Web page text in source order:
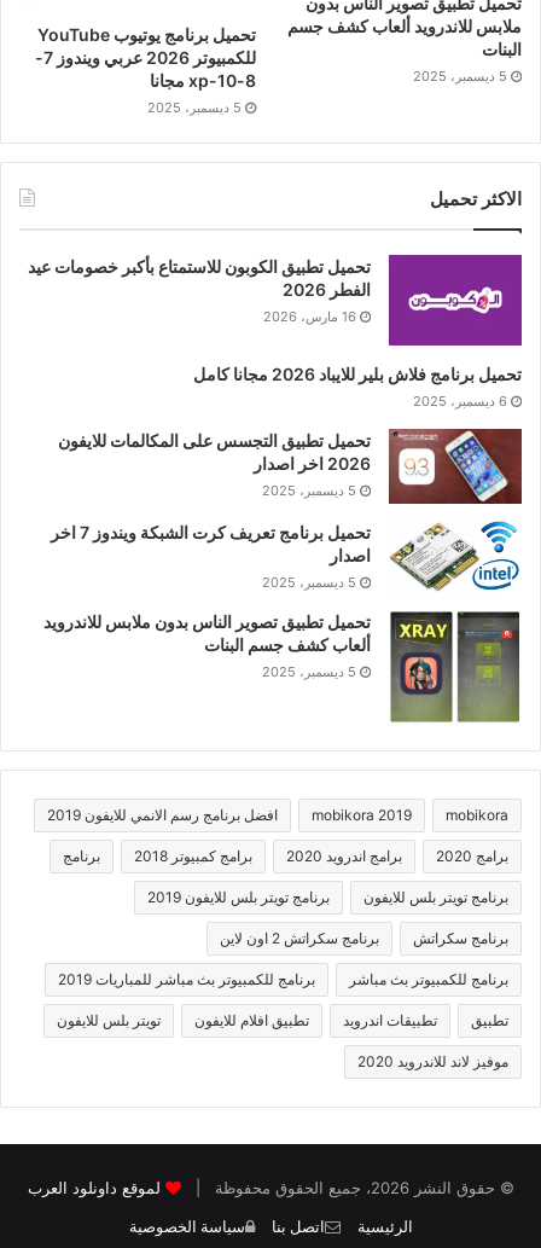
ملابس للاندرويد ألعاب كشف جسم
البنات
5 ديسمبر، 2025
تحميل برنامج يوتيوب YouTube
للكمبيوتر 2026 عربي ويندوز 7-
8-10-xp مجانا
5 ديسمبر، 2025
الاكثر تحميل
تحميل تطبيق الكوبون للاستمتاع بأكبر خصومات عيد
الفطر 2026
16 مارس، 2026
تحميل برنامج فلاش بلير للايباد 2026 مجانا كامل
6 ديسمبر، 2025
تحميل تطبيق التجسس على المكالمات للايفون
2026 اخر اصدار
5 ديسمبر، 2025
تحميل برنامج تعريف كرت الشبكة ويندوز 7 اخر
اصدار
5 ديسمبر، 2025
تحميل تطبيق تصوير الناس بدون ملابس للاندرويد
ألعاب كشف جسم البنات
5 ديسمبر، 2025
mobikora
mobikora 2019 افضل برنامج رسم الانمي للايفون 2019
برامج 2020 برامج اندرويد 2020 برامج كمبيوتر 2018 برنامج
برنامج تويتر بلس للايفون برنامج تويتر بلس للايفون 2019
برنامج سكراتش برنامج سكراتش 2 اون لاين
برنامج للكمبيوتر بث مباشر برنامج للكمبيوتر بث مباشر للمباريات 2019
تطبيق تطبيقات اندرويد تطبيق افلام للايفون تويتر بلس للايفون
موفيز لاند للاندرويد 2020
© حقوق النشر 2026، جميع الحقوق محفوظة |
لموقع داونلود العرب
الرئيسية
اتصل بنا سياسة الخصوصية